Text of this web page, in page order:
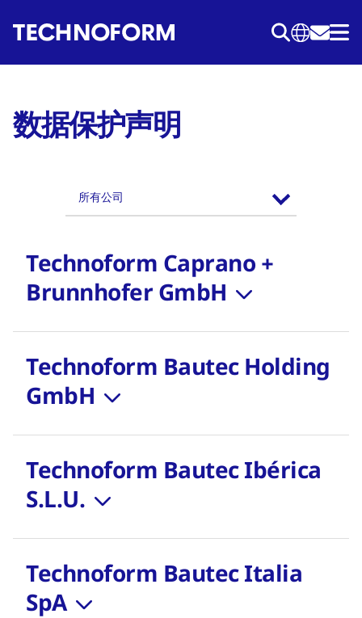
转
内数据保护声明
所有公司
Technoform Caprano +
Brunnhofer GmbH
Technoform Bautec Holding
GmbH
Technoform Bautec Ibérica
S.L.U.
Technoform Bautec Italia
SpA